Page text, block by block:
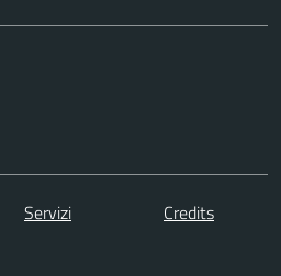
Servizi
Credits